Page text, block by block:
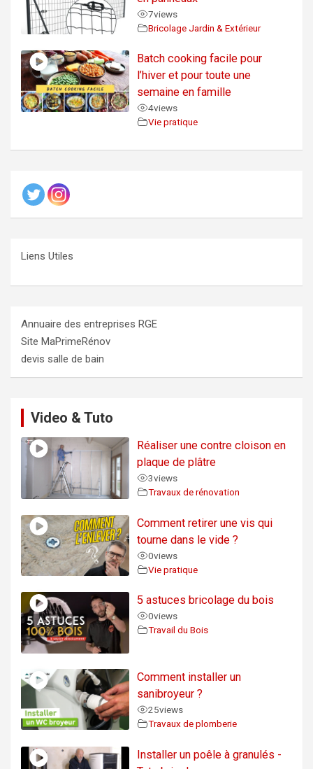
7views
Bricolage Jardin & Extérieur
Batch cooking facile pour
l’hiver et pour toute une
semaine en famille
4views
Vie pratique
Liens Utiles
Annuaire des entreprises RGE
Site MaPrimeRénov
devis salle de bain
Video & Tuto
Réaliser une contre cloison en
plaque de plâtre
3views
Travaux de rénovation
Comment retirer une vis qui
tourne dans le vide ?
0views
Vie pratique
5 astuces bricolage du bois
0views
Travail du Bois
Comment installer un
sanibroyeur ?
25views
Travaux de plomberie
Installer un poêle à granulés -